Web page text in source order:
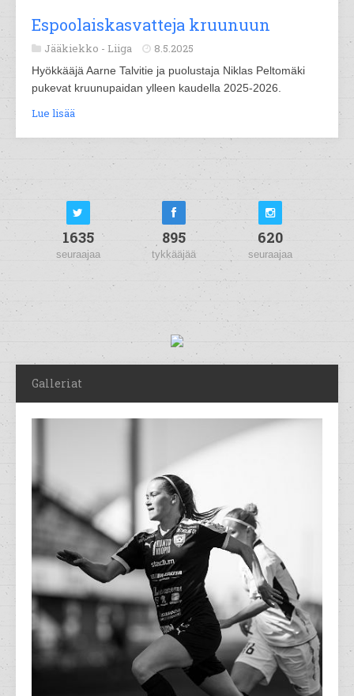
Espoolaiskasvatteja kruunuun
Jääkiekko - Liiga 8.5.2025
Hyökkääjä Aarne Talvitie ja puolustaja Niklas Peltomäki
pukevat kruunupaidan ylleen kaudella 2025-2026.
Lue lisää
1635
seuraajaa
895
tykkääjää
620
seuraajaa
Galleriat